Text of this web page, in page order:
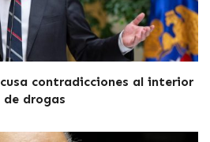
contradicciones al interior
drogas